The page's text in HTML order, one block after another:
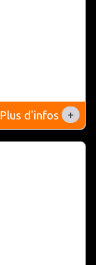
Plus d'infos +